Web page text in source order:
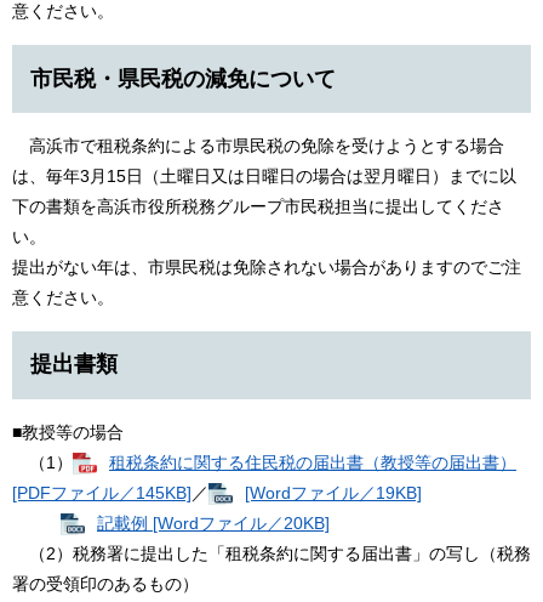
意ください。
市民税・県民税の減免について
高浜市で租税条約による市県民税の免除を受けようとする場合
は、毎年3月15日（土曜日又は日曜日の場合は翌月曜日）までに以
下の書類を高浜市役所税務グループ市民税担当に提出してくださ
い。
提出がない年は、市県民税は免除されない場合がありますのでご注
意ください。
提出書類
■教授等の場合
（1）
租税条約に関する住民税の届出書（教授等の届出書）
[PDFファイル／145KB] ／
[Wordファイル／19KB]
記載例 [Wordファイル／20KB]
（2）税務署に提出した「租税条約に関する届出書」の写し（税務
署の受領印のあるもの）